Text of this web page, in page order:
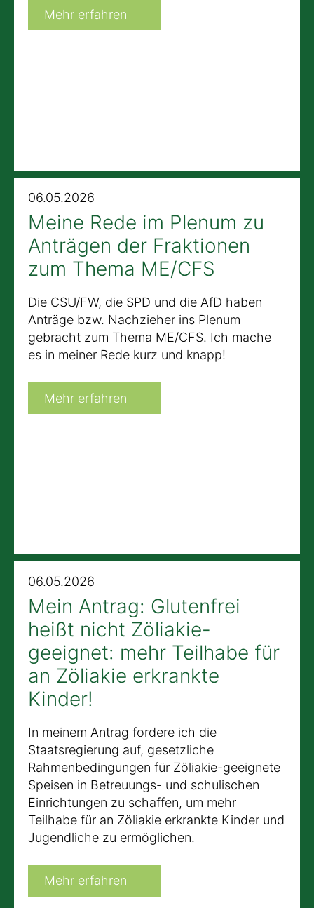
Mehr erfahren
06.05.2026
Meine Rede im Plenum zu
Anträgen der Fraktionen
zum Thema ME/CFS
Die CSU/FW, die SPD und die AfD haben
Anträge bzw. Nachzieher ins Plenum
gebracht zum Thema ME/CFS. Ich mache
es in meiner Rede kurz und knapp!
Mehr erfahren
06.05.2026
Mein Antrag: Glutenfrei
heißt nicht Zöliakie-
geeignet: mehr Teilhabe für
an Zöliakie erkrankte
Kinder!
In meinem Antrag fordere ich die
Staatsregierung auf, gesetzliche
Rahmenbedingungen für Zöliakie-geeignete
Speisen in Betreuungs- und schulischen
Einrichtungen zu schaffen, um mehr
Teilhabe für an Zöliakie erkrankte Kinder und
Jugendliche zu ermöglichen.
Mehr erfahren